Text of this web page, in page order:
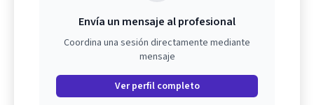
Envía un mensaje al profesional
Coordina una sesión directamente mediante
mensaje
Ver perfil completo